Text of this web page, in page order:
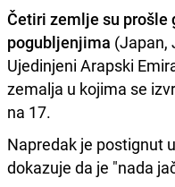
Četiri zemlje su prošle
pogubljenjima (Japan,
Ujedinjeni Arapski
zemalja u kojima se
na 17.
Napredak je postignut
dokazuje da je "nada